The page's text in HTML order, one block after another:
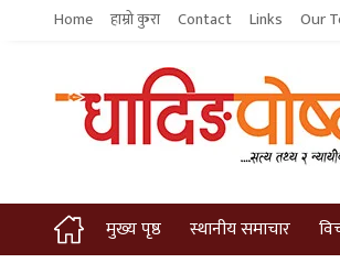
Home हाम्रो कुरा Contact Links Our
मुख्य पृष्ठ स्थानीय समाचार